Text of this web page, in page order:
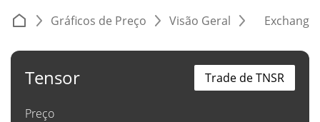
Gráficos de Preço Visão Geral
Tensor
Preço
Trade de TNSR